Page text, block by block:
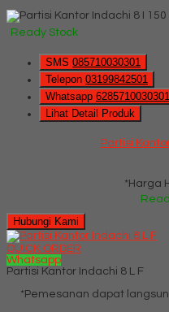
Ready Stock
SMS 085710030301
Telepon 03199842501
Whatsapp 6285710030301
Lihat Detail Produk
Partisi
*Harga
Hubungi Kami
QUICK ORDER
Whatsapp
Partisi Kantor Indachi 8 L F
*Pemesanan dapat